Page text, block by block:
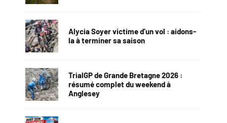
Alycia Soyer victime d’un vol : aidons-
la à terminer sa saison
TrialGP de Grande Bretagne 2026 :
résumé complet du weekend à
Anglesey